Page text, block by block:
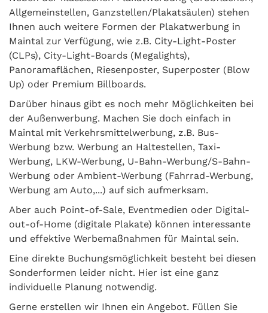
Allgemeinstellen, Ganzstellen/Plakatsäulen) stehen
Ihnen auch weitere Formen der Plakatwerbung in
Maintal zur Verfügung, wie z.B. City-Light-Poster
(CLPs), City-Light-Boards (Megalights),
Panoramaflächen, Riesenposter, Superposter (Blow
Up) oder Premium Billboards.
Darüber hinaus gibt es noch mehr Möglichkeiten bei
der Außenwerbung. Machen Sie doch einfach in
Maintal mit Verkehrsmittelwerbung, z.B. Bus-
Werbung bzw. Werbung an Haltestellen, Taxi-
Werbung, LKW-Werbung, U-Bahn-Werbung/S-Bahn-
Werbung oder Ambient-Werbung (Fahrrad-Werbung,
Werbung am Auto,...) auf sich aufmerksam.
Aber auch Point-of-Sale, Eventmedien oder Digital-
out-of-Home (digitale Plakate) können interessante
und effektive Werbemaßnahmen für Maintal sein.
Eine direkte Buchungsmöglichkeit besteht bei diesen
Sonderformen leider nicht. Hier ist eine ganz
individuelle Planung notwendig.
Gerne erstellen wir Ihnen ein Angebot. Füllen Sie